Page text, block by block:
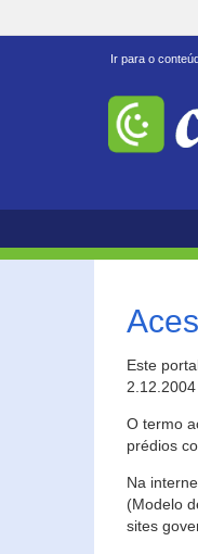
Ir para o
Este
2.12.2004
O termo
prédios
Na
(Modelo
sites